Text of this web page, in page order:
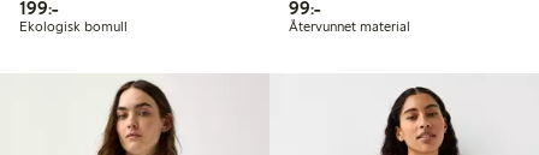
199:-199,00 kr
Ekologisk bomull
99:-99,00 kr
Återvunnet material